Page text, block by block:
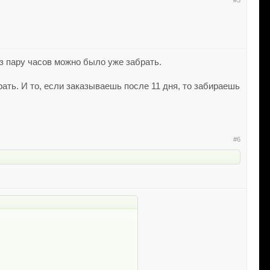
пару часов можно было уже забрать.
И то, если заказываешь после 11 дня, то забираешь
#6